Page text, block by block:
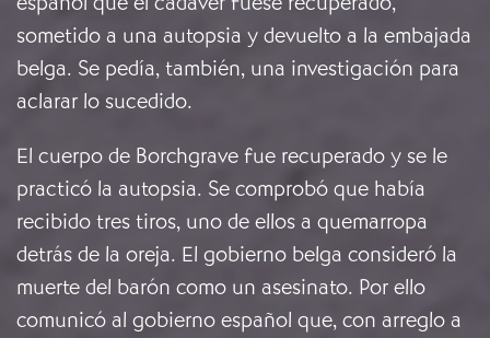
sometido a una autopsia y devuelto a la embajada
belga. Se pedía, también, una investigación para
aclarar lo sucedido.
El cuerpo de Borchgrave fue recuperado y se le
practicó la autopsia. Se comprobó que había
recibido tres tiros, uno de ellos a quemarropa
detrás de la oreja. El gobierno belga consideró la
muerte del barón como un asesinato. Por ello
comunicó al gobierno español que, con arreglo a